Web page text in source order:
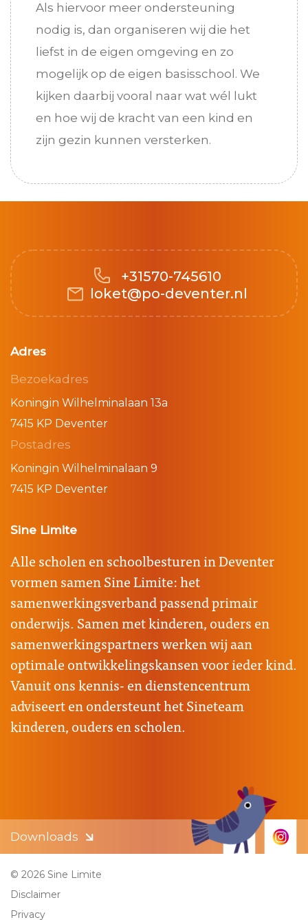
Als hiervoor meer ondersteuning
nodig is, dan organiseren wij die het
liefst in de eigen omgeving en zo
mogelijk op de eigen basisschool. We
kijken daarbij vooral naar wat wél lukt
en hoe wij de kracht van een kind en
zijn gezin kunnen versterken.
+31570-745610
loket@po-deventer.nl
Adres
Bezoekadres
Koningin Wilhelminalaan 13a
7415 KP Deventer
Postadres
Koningin Wilhelminalaan 9
7415 KP Deventer
Sine Limite
Alle scholen en schoolbesturen in Deventer
vormen samen Sine Limite: het
samenwerkingsverband passend primair
onderwijs. Samen met kinderen, ouders en
samenwerkingspartners werken wij aan
optimale ontwikkelingskansen voor ieder kind.
Vanuit ons kennis- en dienstencentrum
adviseert en ondersteunt het Sineteam
kinderen, ouders en scholen.
Downloads
© 2026 Sine Limite
Disclaimer
Privacy